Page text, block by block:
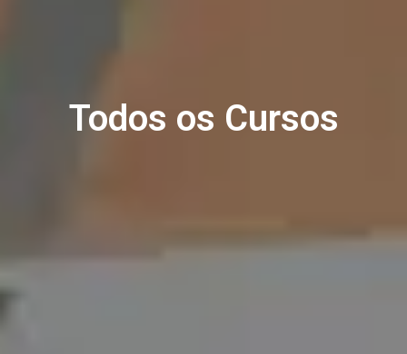
Todos os Cursos